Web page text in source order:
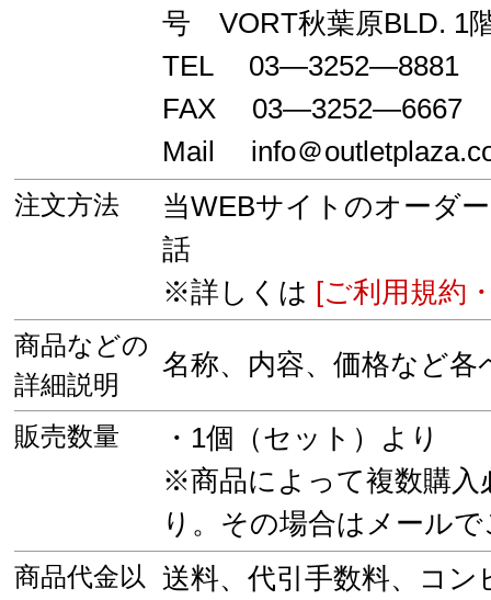
号 VORT秋葉原BLD. 1
TEL 03―3252―8881
FAX 03―3252―6667
Mail info＠
注文方法
当WEBサイトのオーダ
話
※詳しくは [ご利用規約
商品などの
詳細説明
名称、内容、価格など各
販売数量
・1個（セット）より
※商品によって複数購入
り。その場合はメール
商品代金以
送料、代引手数料、コン